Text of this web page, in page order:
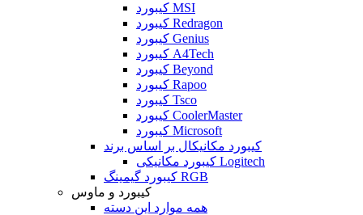
کیبورد MSI
کیبورد Redragon
کیبورد Genius
کیبورد A4Tech
کیبورد Beyond
کیبورد Rapoo
کیبورد Tsco
کیبورد CoolerMaster
کیبورد Microsoft
کیبورد مکانیکال بر اساس برند
کیبورد مکانیکی Logitech
کیبورد گیمینگ RGB
کیبورد و ماوس
همه موارد این دسته